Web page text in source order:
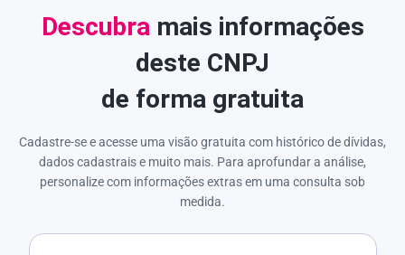
Descubra mais informações
deste CNPJ
de forma gratuita
Cadastre-se e acesse uma visão gratuita com histórico de dívidas,
dados cadastrais e muito mais. Para aprofundar a análise,
personalize com informações extras em uma consulta sob
medida.